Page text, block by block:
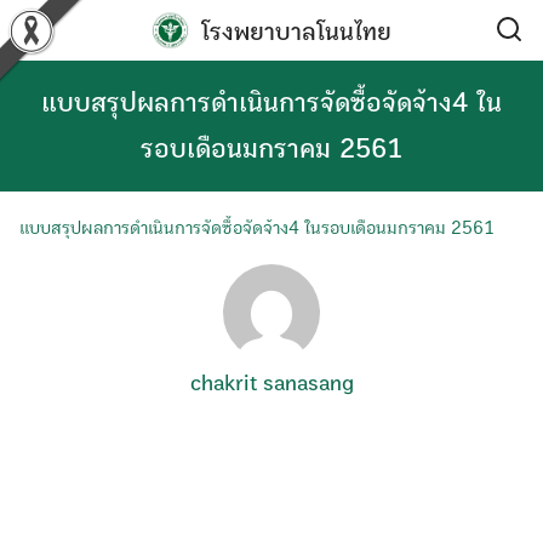
Skip
to
content
โรงพยาบาลโนนไทย
แบบสรุปผลการดำเนินการจัดซื้อจัดจ้าง4 ใน
รอบเดือนมกราคม 2561
แบบสรุปผลการดำเนินการจัดซื้อจัดจ้าง4 ในรอบเดือนมกราคม 2561
chakrit sanasang